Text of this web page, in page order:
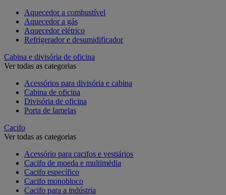
Aquecedor a combustível
Aquecedor a gás
Aquecedor elétrico
Refrigerador e desumidificador
Cabina e divisória de oficina
Ver todas as categorias
Acessórios para divisória e cabina
Cabina de oficina
Divisória de oficina
Porta de lamelas
Cacifo
Ver todas as categorias
Acessório para cacifos e vestiários
Cacifo de moeda e multimédia
Cacifo específico
Cacifo monobloco
Cacifo para a indústria